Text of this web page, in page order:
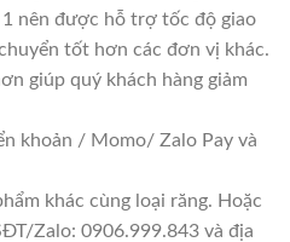
nên được hỗ trợ tốc độ giao
tốt hơn các đơn vị khác.
giúp quý khách hàng giảm
khoản / Momo/ Zalo Pay và
khác cùng loại răng. Hoặc
Zalo: 0906.999.843 và địa